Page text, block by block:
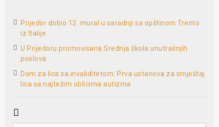
Prijedor dobio 12. mural u saradnji sa opštinom Trento
iz Italije
U Prijedoru promovisana Srednja škola unutrašnjih
poslova
Dom za lica sa invaliditetom: Prva ustanova za smještaj
lica sa najtežim oblicima autizma